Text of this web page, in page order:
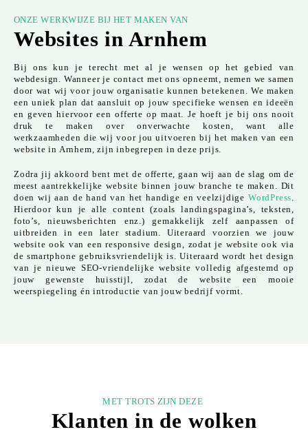
ONZE WERKWIJZE BIJ HET MAKEN VAN
Websites in Arnhem
Bij ons kun je terecht met al je wensen op het gebied van
webdesign. Wanneer je contact met ons opneemt, nemen we samen
door wat wij voor jouw organisatie kunnen betekenen. We maken
een uniek plan dat aansluit op jouw specifieke wensen en ideeën
en geven hiervoor een offerte op maat. Je hoeft je bij ons nooit
druk te maken over onverwachte kosten, want alle
werkzaamheden die wij voor jou uitvoeren bij het maken van een
website in Arnhem, zijn inbegrepen in deze prijs.
Zodra jij akkoord bent met de offerte, gaan wij aan de slag om de
meest aantrekkelijke website binnen jouw branche te maken. Dit
doen wij aan de hand van het handige en veelzijdige WordPress.
Hierdoor kun je alle content (zoals landingspagina’s, teksten,
foto’s, nieuwsberichten enz.) gemakkelijk zelf aanpassen of
uitbreiden in een later stadium. Uiteraard voorzien we jouw
website ook van een responsive design, zodat je website ook via
de smartphone gebruiksvriendelijk is. Uiteraard wordt het design
van je nieuwe SEO-vriendelijke website volledig afgestemd op
jouw gewenste huisstijl, zodat de website een mooie
weerspiegeling én introductie van jouw bedrijf vormt.
MET TROTS ZIJN DEZE
Klanten in de wolken